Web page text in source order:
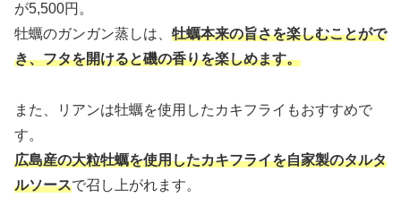
が5,500円。
牡蠣のガンガン蒸しは、 牡蠣本来の旨さを楽しむことがで
き、フタを開けると磯の香りを楽しめます。
また、リアンは牡蠣を使用したカキフライもおすすめで
す。
広島産の大粒牡蠣を使用したカキフライを自家製のタルタ
ルソースで召し上がれます。